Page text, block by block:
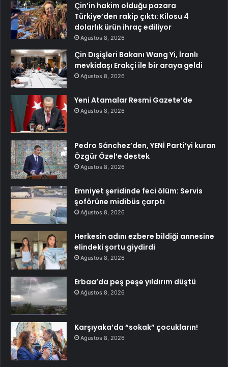
Çin’in hakim olduğu pazara
Türkiye’den rakip çıktı: Kilosu 4
dolarlık ürün ihraç ediliyor
Ağustos 8, 2026
Çin Dışişleri Bakanı Wang Yi, İranlı
mevkidaşı Erakçi ile bir araya geldi
Ağustos 8, 2026
Yeni Atamalar Resmi Gazete’de
Ağustos 8, 2026
Pedro Sánchez’den, YENİ Parti’yi kuran
Özgür Özel’e destek
Ağustos 8, 2026
Emniyet şeridinde feci ölüm: Servis
şoförüne midibüs çarptı
Ağustos 8, 2026
Herkesin adını ezbere bildiği annesine
elindeki şortu giydirdi
Ağustos 8, 2026
Erbaa’da peş peşe yıldırım düştü
Ağustos 8, 2026
Karşıyaka’da “sokak” çocukların!
Ağustos 8, 2026